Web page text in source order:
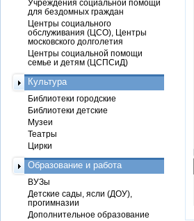
Учреждения социальной помощи
для бездомных граждан
Центры социального
обслуживания (ЦСО), Центры
московского долголетия
Центры социальной помощи
семье и детям (ЦСПСиД)
Культура
Библиотеки городские
Библиотеки детские
Музеи
Театры
Цирки
Образование и работа
ВУЗы
Детские сады, ясли (ДОУ),
прогимназии
Дополнительное образование